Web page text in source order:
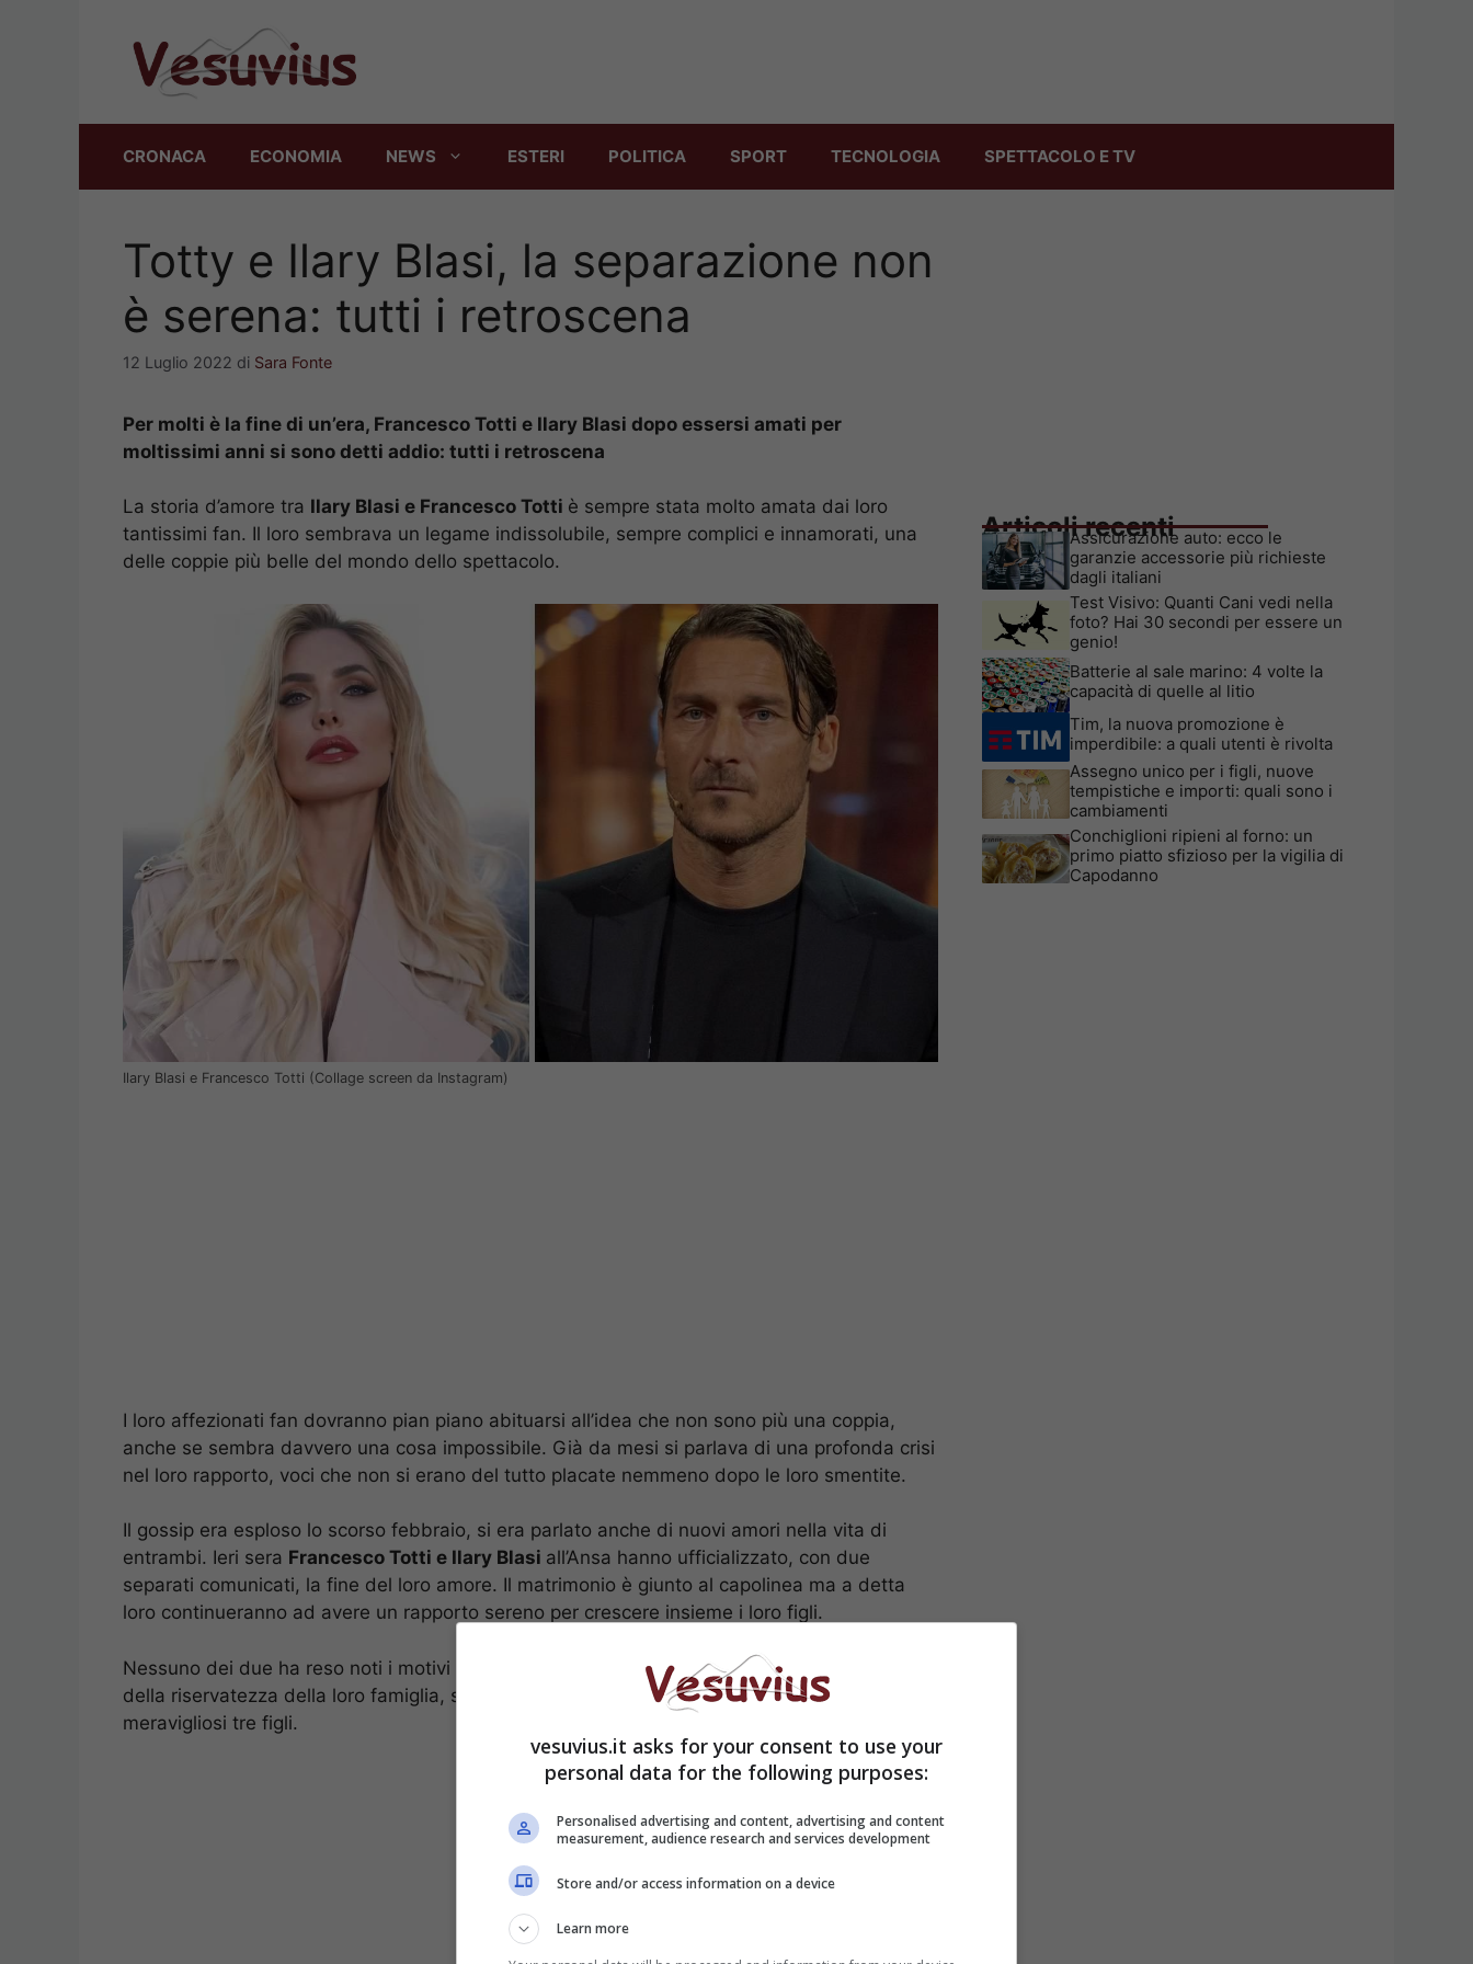
CRONACA ECONOMIA NEWS ESTERI POLITICA SPORT TECNOLOGIA SPETTACOLO E TV
Totty e Ilary Blasi, la separazione non
è serena: tutti i retroscena
12 Luglio 2022 di Sara Fonte
Per molti è la fine di un’era, Francesco Totti e Ilary Blasi dopo essersi amati per
moltissimi anni si sono detti addio: tutti i retroscena
La storia d’amore tra Ilary Blasi e Francesco Totti è sempre stata molto amata dai loro
tantissimi fan. Il loro sembrava un legame indissolubile, sempre complici e innamorati, una
delle coppie più belle del mondo dello spettacolo.
Ilary Blasi e Francesco Totti (Collage screen da Instagram)
I loro affezionati fan dovranno pian piano abituarsi all’idea che non sono più una coppia,
anche se sembra davvero una cosa impossibile. Già da mesi si parlava di una profonda crisi
nel loro rapporto, voci che non si erano del tutto placate nemmeno dopo le loro smentite.
Il gossip era esploso lo scorso febbraio, si era parlato anche di nuovi amori nella vita di
entrambi. Ieri sera Francesco Totti e Ilary Blasi all’Ansa hanno ufficializzato, con due
separati comunicati, la fine del loro amore. Il matrimonio è giunto al capolinea ma a detta
loro continueranno ad avere un rapporto sereno per crescere insieme i loro figli.
Nessuno dei due ha reso noti i motivi della separazioni, più volte hanno chiesto il rispetto
della riservatezza della loro famiglia, soprattutto per non intaccare la serenità dei loro
meravigliosi tre figli.
Articoli recenti
Assicurazione auto: ecco le
garanzie accessorie più richieste
dagli italiani
Test Visivo: Quanti Cani vedi nella
foto? Hai 30 secondi per essere un
genio!
Batterie al sale marino: 4 volte la
capacità di quelle al litio
Tim, la nuova promozione è
imperdibile: a quali utenti è rivolta
Assegno unico per i figli, nuove
tempistiche e importi: quali sono i
cambiamenti
Conchiglioni ripieni al forno: un
primo piatto sfizioso per la vigilia di
Capodanno
vesuvius.it asks for your consent to use your
personal data for the following purposes:
Personalised advertising and content, advertising and content
measurement, audience research and services development
Store and/or access information on a device
Learn more